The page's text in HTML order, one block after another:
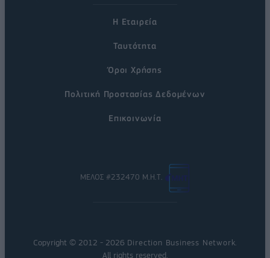
Η Εταιρεία
Ταυτότητα
Όροι Χρήσης
Πολιτική Προστασίας Δεδομένων
Επικοινωνία
ΜΕΛΟΣ #232470 Μ.Η.Τ.
Copyright © 2012 - 2026 Direction Business Network
All rights reserved.